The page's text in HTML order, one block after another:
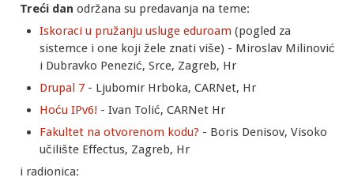
Treći dan održana su predavanja na teme:
Iskoraci u pružanju usluge eduroam (pogled za
sistemce i one koji žele znati više) - Miroslav Milinović
i Dubravko Penezić, Srce, Zagreb, Hr
Drupal 7 - Ljubomir Hrboka, CARNet, Hr
Hoću IPv6! - Ivan Tolić, CARNet Hr
Fakultet na otvorenom kodu? - Boris Denisov, Visoko
učilište Effectus, Zagreb, Hr
i radionica: